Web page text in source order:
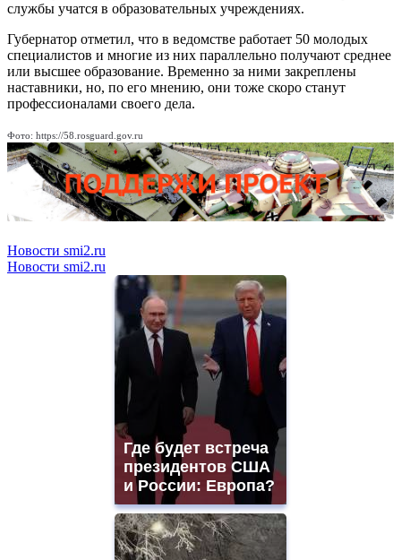
службы учатся в образовательных учреждениях.
Губернатор отметил, что в ведомстве работает 50 молодых
специалистов и многие из них параллельно получают среднее
или высшее образование. Временно за ними закреплены
наставники, но, по его мнению, они тоже скоро станут
профессионалами своего дела.
Фото: https://58.rosguard.gov.ru
Новости smi2.ru
Новости smi2.ru
Где будет встреча
президентов США
и России: Европа?